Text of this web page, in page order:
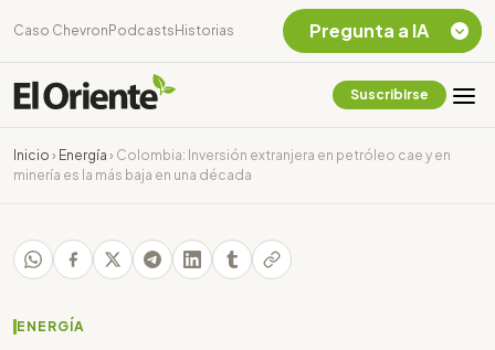
Caso Chevron Podcasts Historias
Suscribirse
Inicio › Energía › Colombia: Inversión extranjera en petróleo cae y en
minería es la más baja en una década
ENERGÍA
Pregunta a IA
Chevron Ecuador